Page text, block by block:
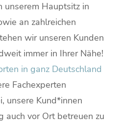
unserem Hauptsitz in
an zahlreichen
wir unseren Kunden
immer in Ihrer Nähe!
in ganz Deutschland
Fachexperten
unsere Kund*innen
auch vor Ort betreuen zu